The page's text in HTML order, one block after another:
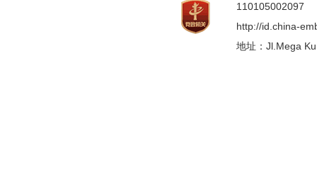
110105002097
http://id.china-
地址：Jl.Mega